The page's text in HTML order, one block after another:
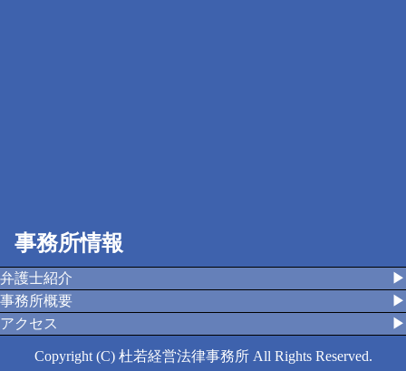
事務所情報
弁護士紹介
▶︎
事務所概要
▶︎
アクセス
▶︎
Copyright (C) 杜若経営法律事務所 All Rights Reserved.